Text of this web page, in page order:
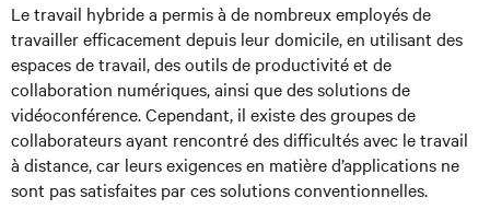
Le travail hybride a permis à de nombreux employés de
travailler efficacement depuis leur domicile, en utilisant des
espaces de travail, des outils de productivité et de
collaboration numériques, ainsi que des solutions de
vidéoconférence. Cependant, il existe des groupes de
collaborateurs ayant rencontré des difficultés avec le travail
à distance, car leurs exigences en matière d’applications ne
sont pas satisfaites par ces solutions conventionnelles.